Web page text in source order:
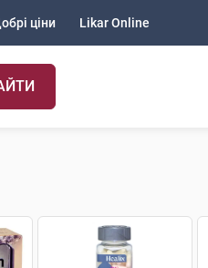
ціни Likar Online